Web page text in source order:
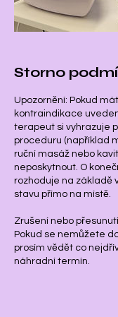
Storno
Upozornění: Pokud
kontraindikace
terapeut si vyhrazuje
proceduru (například
ruční masáž nebo
neposkytnout. O
rozhoduje na základě
stavu přímo na místě.
Zrušení nebo
Pokud se nemůžete
prosím vědět co
náhradní termín.